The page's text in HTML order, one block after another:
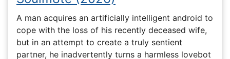
A man acquires an artificially intelligent android to
cope with the loss of his recently deceased wife,
but in an attempt to create a truly sentient
partner, he inadvertently turns a harmless lovebot